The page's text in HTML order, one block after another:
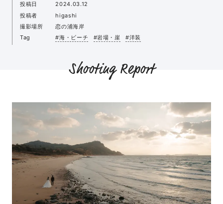
投稿日
2024.03.12
投稿者
higashi
撮影場所
恋の浦海岸
Tag
#海・ビーチ #岩場・崖 #洋装
Shooting Report